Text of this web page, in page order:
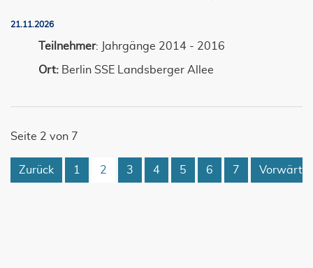
21.11.2026
Teilnehmer: Jahrgänge 2014 - 2016
Ort: Berlin SSE Landsberger Allee
Seite 2 von 7
Zurück 1 2 3 4 5 6 7 Vorwärts